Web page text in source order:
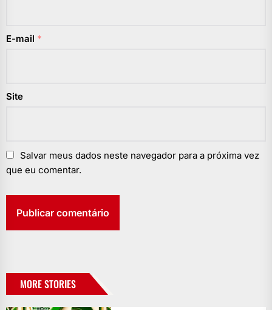
E-mail *
Site
Salvar meus dados neste navegador para a próxima vez
que eu comentar.
MORE STORIES